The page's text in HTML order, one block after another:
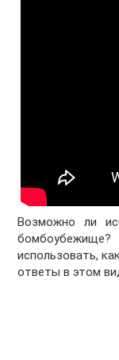
Возможно ли
использовать,
ответы в этом